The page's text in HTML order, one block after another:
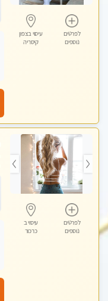
לפרטים
נוספים
עיסוי בצפון
קיסריה
לפרטים
נוספים
עיסוי ב
כרכור